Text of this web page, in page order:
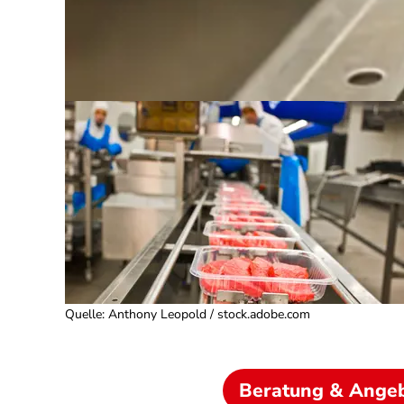
Quelle: Anthony Leopold / stock.adobe.com
Beratung &